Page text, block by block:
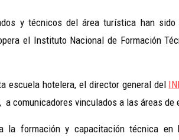
y técnicos del área turística han
el Instituto Nacional de Formación
escuela hotelera, el director general del
comunicadores vinculados a las áreas de
la formación y capacitación técnica